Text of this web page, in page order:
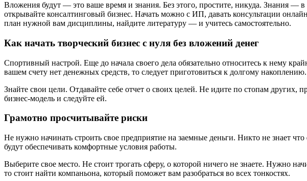
Вложения будут — это ваше время и знания. Без этого, простите, никуда. Знания —
открывайте консалтинговый бизнес. Начать можно с ИП, давать консультации
план нужной вам дисциплины, найдите литературу — и учитесь самостоятельно.
Как начать творческий бизнес с нуля без вложений денег
Спортивный настрой. Еще до начала своего дела обязательно относитесь к нему
вашем счету нет денежных средств, то следует приготовиться к долгому
Знайте свои цели. Отдавайте себе отчет о своих целей. Не идите по стопам
бизнес-модель и следуйте ей.
Грамотно просчитывайте риски
Не нужно начинать строить свое предприятие на заемные деньги. Никто не знает
будут обеспечивать комфортные условия работы.
Выберите свое место. Не стоит трогать сферу, о которой ничего не знаете. Нужно
то стоит найти компаньона, который поможет вам разобраться во всех тонкостях.